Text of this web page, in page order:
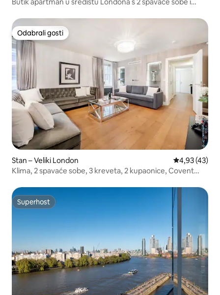
Odabrali gosti
Odabrali gosti
Stan – Veliki London Prosječna
4,93 (43)
Klima, 2 spavaće sobe, 3 kreveta, 2 kupaonice, Covent
Superhost
Superhost